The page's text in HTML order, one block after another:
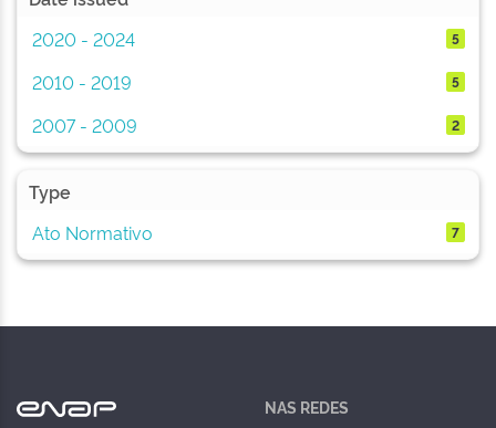
2020 - 2024
5
2010 - 2019 5
2007 - 2009 2
Type
Ato Normativo
7
NAS REDES